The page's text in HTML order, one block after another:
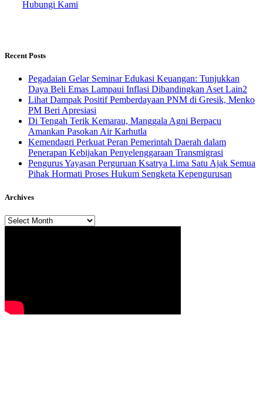
Hubungi Kami
Recent Posts
Pegadaian Gelar Seminar Edukasi Keuangan: Tunjukkan
Daya Beli Emas Lampaui Inflasi Dibandingkan Aset Lain2
Lihat Dampak Positif Pemberdayaan PNM di Gresik, Menko
PM Beri Apresiasi
​Di Tengah Terik Kemarau, Manggala Agni Berpacu
Amankan Pasokan Air Karhutla
Kemendagri Perkuat Peran Pemerintah Daerah dalam
Penerapan Kebijakan Penyelenggaraan Transmigrasi
Pengurus Yayasan Perguruan Ksatrya Lima Satu Ajak Semua
Pihak Hormati Proses Hukum Sengketa Kepengurusan
Archives
Archives